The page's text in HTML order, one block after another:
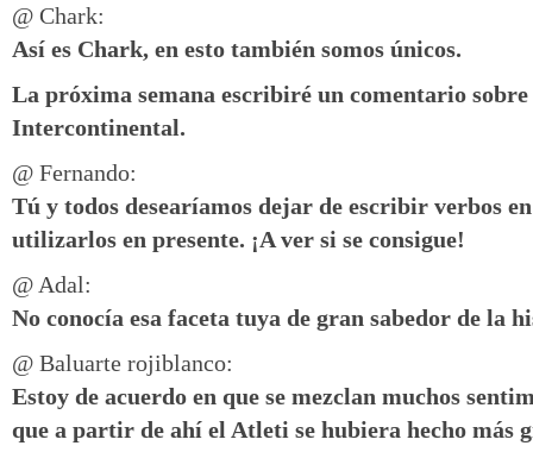
@ Chark:
Así es Chark, en esto también somos únicos.
La próxima semana escribiré un comentario sobre
Intercontinental.
@ Fernando:
Tú y todos desearíamos dejar de escribir verbos
utilizarlos en presente. ¡A ver si se consigue!
@ Adal:
No conocía esa faceta tuya de gran sabedor de la
@ Baluarte rojiblanco:
Estoy de acuerdo en que se mezclan muchos
que a partir de ahí el Atleti se hubiera hecho más